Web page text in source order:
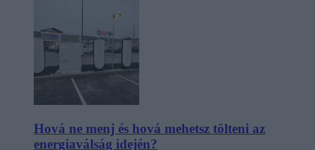
Hová ne menj és hová mehetsz tölteni az
energiaválság idején?